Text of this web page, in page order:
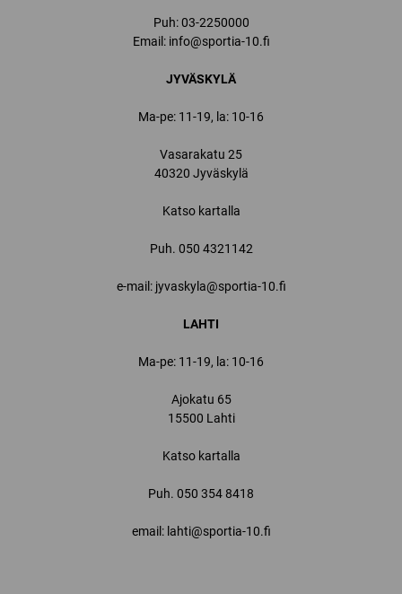
Puh:03-2250000
Email: info@sportia-10.fi
JYVÄSKYLÄ
Ma-pe: 11-19, la: 10-16
Vasarakatu 25
40320 Jyväskylä
Katso kartalla
Puh. 050 4321142
e-mail: jyvaskyla@sportia-10.fi
LAHTI
Ma-pe: 11-19, la: 10-16
Ajokatu 65
15500 Lahti
Katso kartalla
Puh. 050 354 8418
email: lahti@sportia-10.fi